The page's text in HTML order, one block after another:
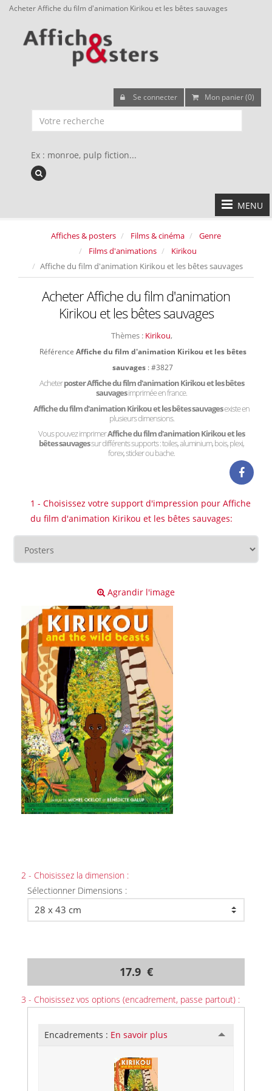
Acheter Affiche du film d'animation Kirikou et les bêtes sauvages
Se connecter Mon panier (0)
Ex : monroe, pulp fiction...
MENU
Affiches & posters Films & cinéma
Genre
Films d'animations
Kirikou
Affiche du film d'animation Kirikou et les bêtes sauvages
Acheter Affiche du film d'animation
Kirikou et les bêtes sauvages
Thèmes : Kirikou,
Référence Affiche du film d'animation Kirikou et les bêtes
sauvages : #3827
Acheterposter Affiche du film d'animation Kirikou et les bêtes
sauvagesimprimée en france.
Affiche du film d'animation Kirikou et les bêtes sauvagesexiste en
plusieurs dimensions.
Vous pouvez imprimerAffiche du film d'animation Kirikou et les
bêtes sauvagessur différents supports : toiles, aluminium, bois, plexi,
forex, sticker ou bache.
1 - Choisissez votre support d'impression pour Affiche
du film d'animation Kirikou et les bêtes sauvages:
Agrandir l'image
2 - Choisissez la dimension :
Sélectionner Dimensions :
17.9 €
3 - Choisissez vos options (encadrement, passe partout) :
Encadrements : En savoir plus